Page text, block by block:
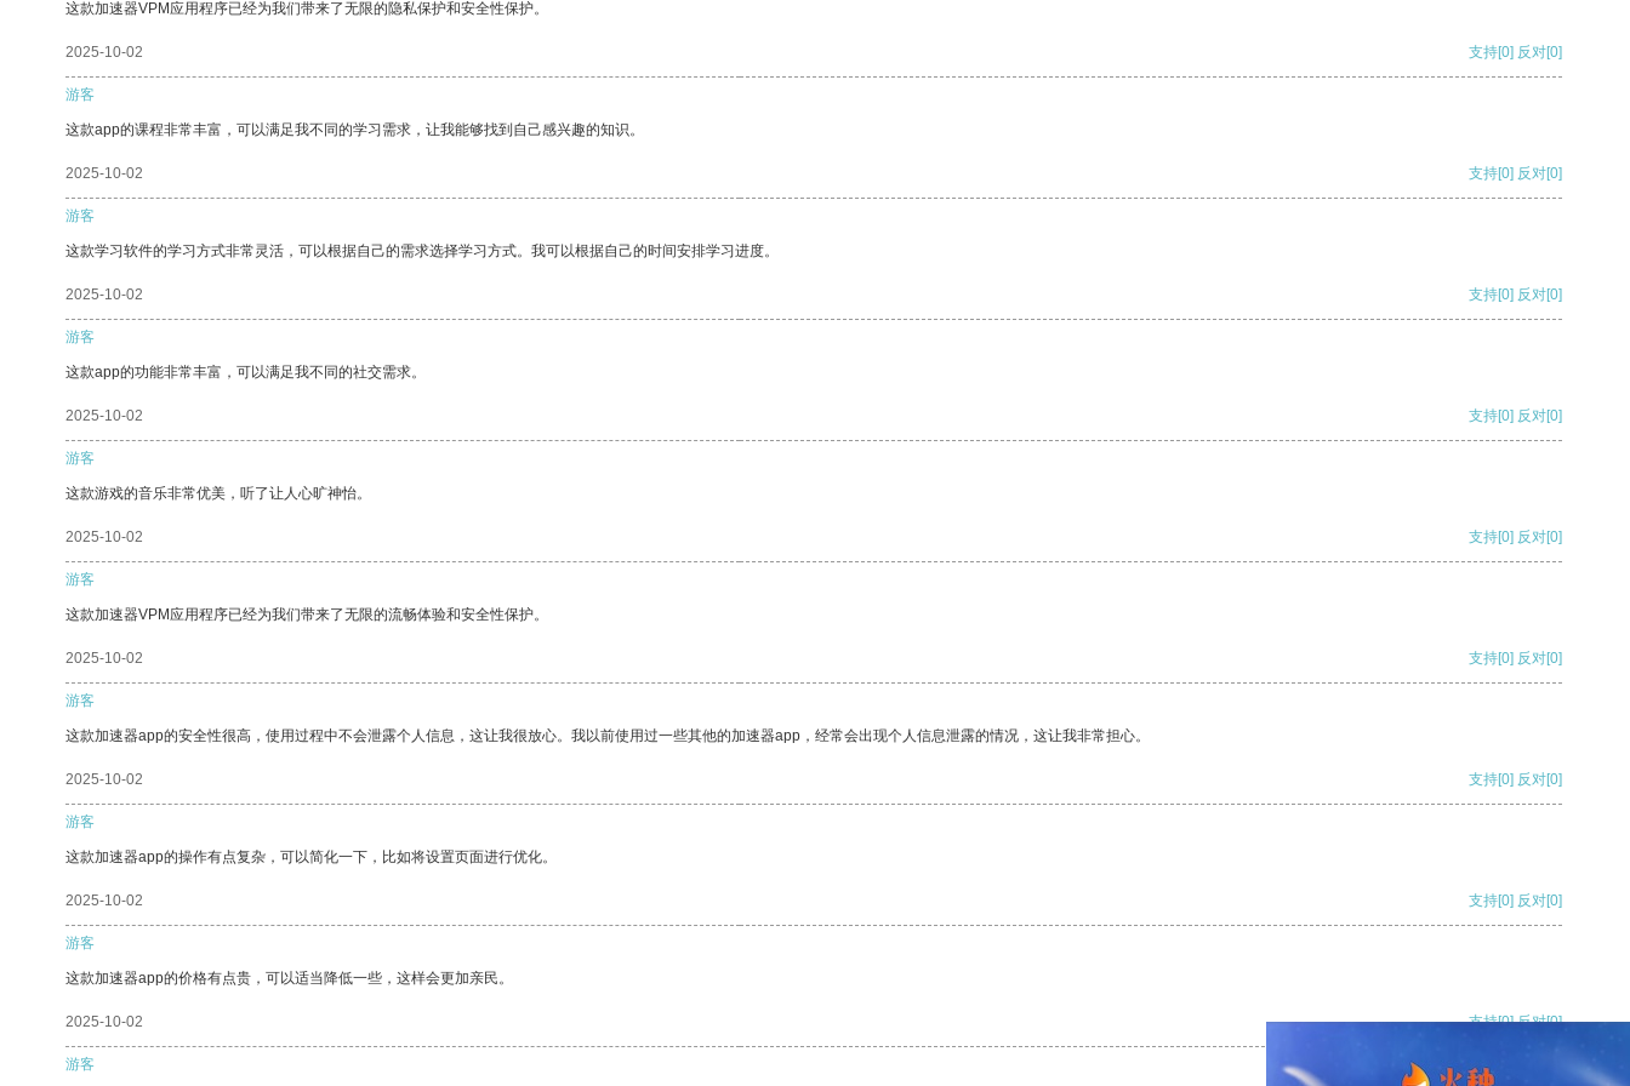
这款加速器VPM应用程序已经为我们带来了无限的隐私保护和安全性保护。
2025-10-02 支持[0] 反对[0]
游客
这款app的课程非常丰富，可以满足我不同的学习需求，让我能够找到自己感兴趣的知识。
2025-10-02 支持[0] 反对[0]
游客
这款学习软件的学习方式非常灵活，可以根据自己的需求选择学习方式。我可以根据自己的时间安排学习进度。
2025-10-02 支持[0] 反对[0]
游客
这款app的功能非常丰富，可以满足我不同的社交需求。
2025-10-02 支持[0] 反对[0]
游客
这款游戏的音乐非常优美，听了让人心旷神怡。
2025-10-02 支持[0] 反对[0]
游客
这款加速器VPM应用程序已经为我们带来了无限的流畅体验和安全性保护。
2025-10-02 支持[0] 反对[0]
游客
这款加速器app的安全性很高，使用过程中不会泄露个人信息，这让我很放心。我以前使用过一些其他的加速器app，经常会出现个人信息泄露的情况，这让我非常担心。
2025-10-02 支持[0] 反对[0]
游客
这款加速器app的操作有点复杂，可以简化一下，比如将设置页面进行优化。
2025-10-02 支持[0] 反对[0]
游客
这款加速器app的价格有点贵，可以适当降低一些，这样会更加亲民。
2025-10-02 支持[0] 反对[0]
游客